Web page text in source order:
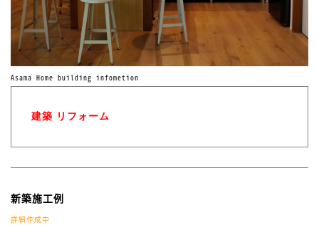
Asama Home building infometion
建築 リフォーム
新築施工例
詳細作成中